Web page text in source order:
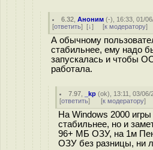
6.32 ,Аноним (-), 16:33, 01/
[ответить] [↓] [к модератору]
А обычному
стабильнее, ему надо
запускалась и чтобы
работала.
7.97 _kp (ok), 13:11, 03/06/
[ответить] [к модератору]
На Windows 2000
стабильнее, но и
96+ МБ ОЗУ, на 1м
ОЗУ без разницы, ни